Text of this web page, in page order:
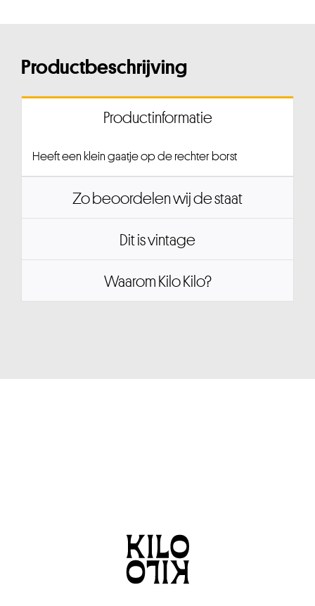
Productbeschrijving
Productinformatie
Heeft een klein gaatje op de rechter borst
Zo beoordelen wij de staat
Dit is vintage
Waarom Kilo Kilo?